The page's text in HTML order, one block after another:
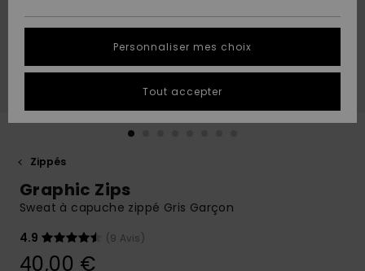
A
Découvrir
A
Découvrir
tailles
conversation
plus rapide
à votre
question.
Démarrer
QUIKSILVER
Zippés
Graphic Zips
Sweat à capuche zippé Gris Garçon
4.9
(9 Avis)
40,00 €
Personnaliser mes choix
Tout accepter